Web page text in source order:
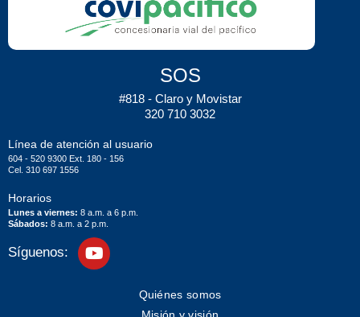
SOS
#818 - Claro y Movistar
320 710 3032
Línea de atención al usuario
604 - 520 9300 Ext. 180 - 156
Cel. 310 697 1556
Horarios
Lunes a viernes: 8 a.m. a 6 p.m.
Sábados: 8 a.m. a 2 p.m.
Síguenos:
Quiénes somos